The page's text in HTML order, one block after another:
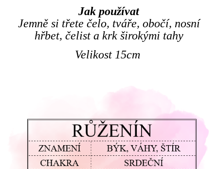
Jak používat
Jemně si třete čelo, tváře, obočí, nosní
hřbet, čelist a krk širokými tahy
Velikost 15cm